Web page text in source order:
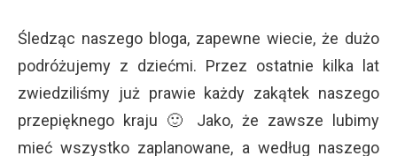
Śledząc naszego bloga, zapewne wiecie, że dużo
podróżujemy z dziećmi. Przez ostatnie kilka lat
zwiedziliśmy już prawie każdy zakątek naszego
przepięknego kraju 🙂 Jako, że zawsze lubimy
mieć wszystko zaplanowane, a według naszego